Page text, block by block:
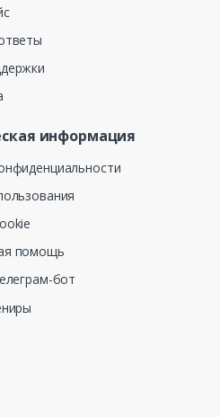
информация
помощь
бот